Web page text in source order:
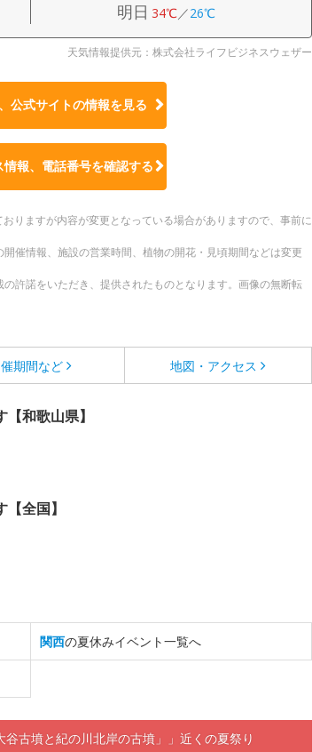
明日 34℃／26℃
天気情報提供元：株式会社ライフビジネスウェザー
公式サイトの情報を見る
報、電話番号を確認する
りますが内容が変更となっている場合がありますので、事前に
催情報、施設の営業時間、植物の開花・見頃期間などは変更
許諾をいただき、提供されたものとなります。画像の無断転
期間など 地図・アクセス
和歌山県】
全国】
関西の夏休みイベント一覧へ
谷古墳と紀の川北岸の古墳」」近くの夏祭り